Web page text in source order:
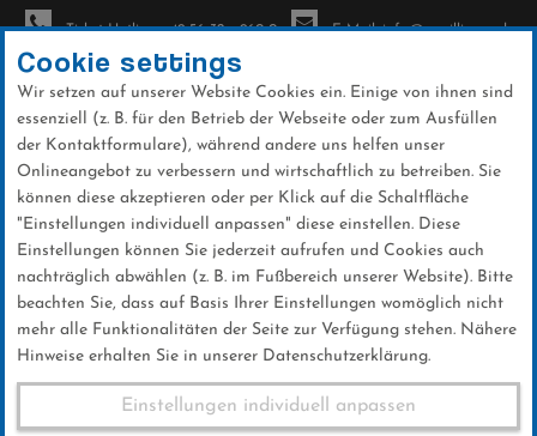
Direkt
zum
Inhalt
Ticket-Hotline: +49 56 32 - 960-0 E-Mail: info@sc-willingen.de
News
Weltcup-Splitter
Cookie settings
Wir setzen auf unserer Website Cookies ein. Einige von ihnen sind
essenziell (z. B. für den Betrieb der Webseite oder zum Ausfüllen
der Kontaktformulare), während andere uns helfen unser
Onlineangebot zu verbessern und wirtschaftlich zu betreiben. Sie
können diese akzeptieren oder per Klick auf die Schaltfläche
"Einstellungen individuell anpassen" diese einstellen. Diese
Einstellungen können Sie jederzeit aufrufen und Cookies auch
nachträglich abwählen (z. B. im Fußbereich unserer Website). Bitte
beachten Sie, dass auf Basis Ihrer Einstellungen womöglich nicht
mehr alle Funktionalitäten der Seite zur Verfügung stehen. Nähere
Hinweise erhalten Sie in unserer Datenschutzerklärung.
Einstellungen individuell anpassen